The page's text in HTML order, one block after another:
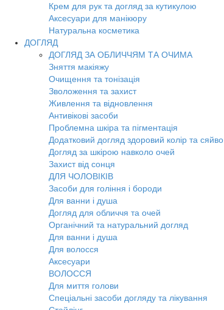
Крем для рук та догляд за кутикулою
Аксесуари для манікюру
Натуральна косметика
ДОГЛЯД
ДОГЛЯД ЗА ОБЛИЧЧЯМ ТА ОЧИМА
Зняття макіяжу
Очищення та тонізація
Зволоження та захист
Живлення та відновлення
Антивікові засоби
Проблемна шкіра та пігментація
Додатковий догляд здоровий колір та сяйво
Догляд за шкірою навколо очей
Захист від сонця
ДЛЯ ЧОЛОВІКІВ
Засоби для гоління і бороди
Для ванни і душа
Догляд для обличчя та очей
Органічний та натуральний догляд
Для ванни і душа
Для волосся
Аксесуари
ВОЛОССЯ
Для миття голови
Спеціальні засоби догляду та лікування